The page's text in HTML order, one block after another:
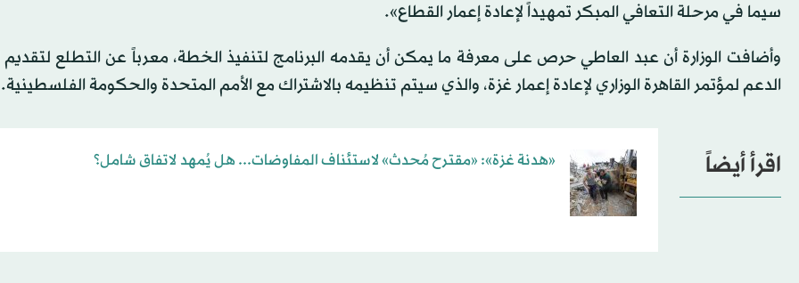
سيما في مرحلة التعافي المبكر تمهيداً لإعادة إعمار القطاع».
وأضافت الوزارة أن عبد العاطي حرص على معرفة ما يمكن أن يقدمه البرنامج لتنفيذ الخطة، معرباً عن التطلع لتقديم
الدعم لمؤتمر القاهرة الوزاري لإعادة إعمار غزة، والذي سيتم تنظيمه بالاشتراك مع الأمم المتحدة والحكومة الفلسطينية.
اقرأ أيضاً «هدنة غزة»: «مقترح مُحدث» لاستئناف المفاوضات... هل يُمهد لاتفاق شامل؟